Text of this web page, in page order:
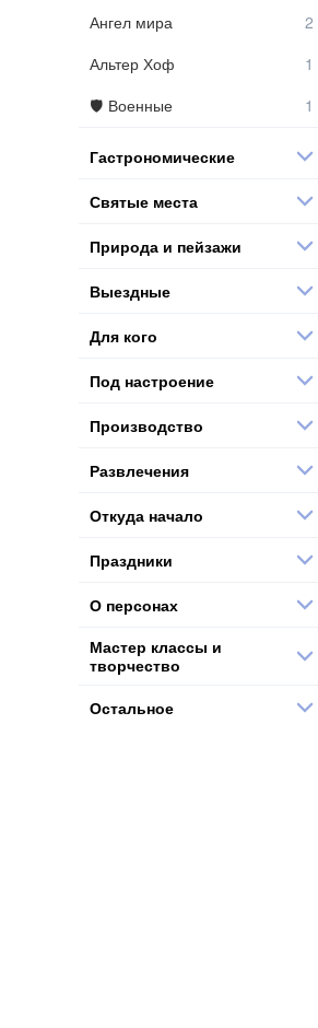
Ангел мира
Альтер Хоф
Военные
Гастрономические
Святые места
Природа и пейзажи
Выездные
Для кого
Под настроение
Производство
Развлечения
Откуда начало
Праздники
О персонах
Мастер классы и
творчество
Остальное